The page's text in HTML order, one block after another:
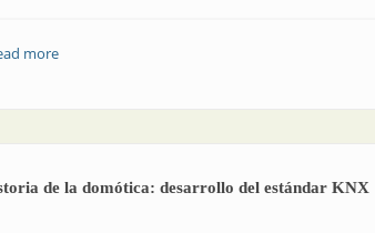
moreabout Palabra de experto: los desafíos de la
de la domótica: desarrollo del estándar KNX